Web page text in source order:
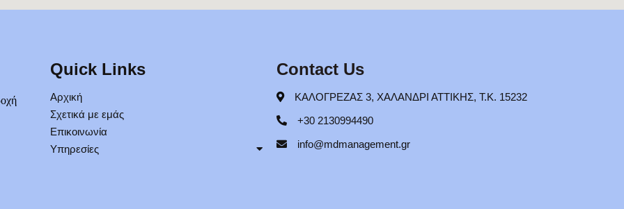
Quick Links
Αρχική
Σχετικά με εμάς
Επικοινωνία
Υπηρεσίες
Contact Us
ΚΑΛΟΓΡΕΖΑΣ 3, ΧΑΛΑΝΔΡΙ ΑΤΤΙΚΗΣ, Τ.Κ. 15232
+30 2130994490
info@mdmanagement.gr